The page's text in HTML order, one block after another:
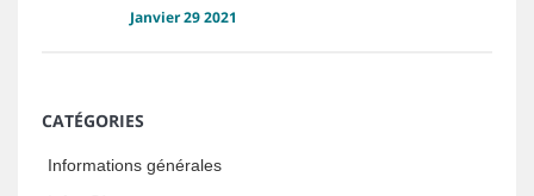
Janvier 29 2021
CATÉGORIES
Informations générales